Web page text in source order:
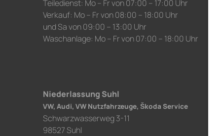
Teiledienst: Mo – Fr von 07:00 – 17:00 Uhr
Verkauf: Mo – Fr von 08:00 – 18:00 Uhr
und Sa von 09:00 – 13:00 Uhr
Waschanlage: Mo – Fr von 07:00 – 18:00 Uhr
Niederlassung Suhl
VW, Audi, VW Nutzfahrzeuge, Škoda Service
Schwarzwasserweg 3-11
98527 Suhl